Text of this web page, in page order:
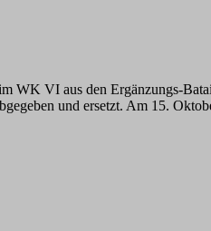
WK VI aus den Ergänzungs-
und ersetzt. Am 15.